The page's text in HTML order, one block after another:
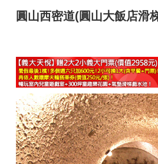
最新留言
商家合作
推薦景點
討論區
圓山西密道(圓山大飯店滑